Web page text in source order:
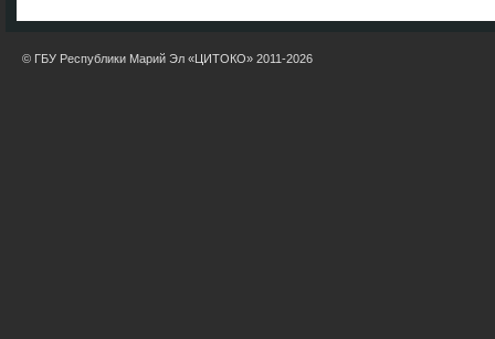
© ГБУ Республики Марий Эл «ЦИТОКО» 2011-2026